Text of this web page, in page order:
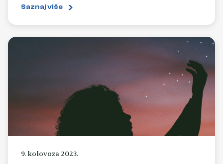
Saznaj više
9. kolovoza 2023.